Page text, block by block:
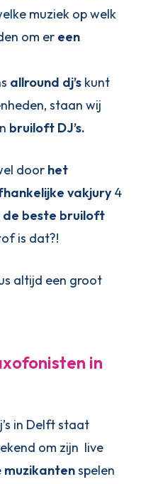
muziek op welk
om er een
allround dj’s kunt
staan wij
bruiloft DJ’s.
door het
vakjury4
de beste bruiloft
is dat?!
altijd een groot
in
in Delft staat
om zijn live
muzikantenspelen